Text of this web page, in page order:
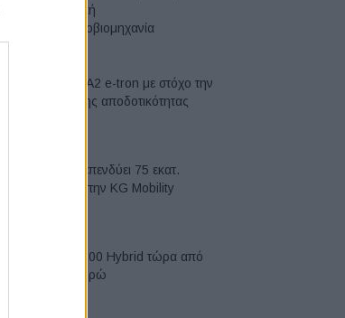
ευρωπαϊκή
αυτοκινητοβιομηχανία
Νέο Audi A2 e-tron με στόχο την
κορυφή της αποδοτικότητας
Η Chery επενδύει 75 εκατ.
δολάρια στην KG Mobility
Το FIAT 500 Hybrid τώρα από
18.990 ευρώ